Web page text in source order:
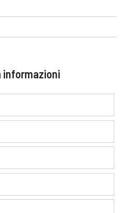
informazioni